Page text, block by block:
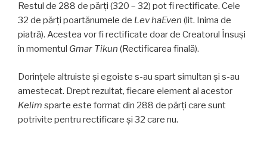
Restul de 288 de părți (320 – 32) pot fi rectificate. Cele
32 de părți poartănumele de Lev haEven (lit. Inima de
piatră). Acestea vor fi rectificate doar de Creatorul Însuși
în momentul Gmar Tikun (Rectificarea finală).
Dorințele altruiste și egoiste s-au spart simultan și s-au
amestecat. Drept rezultat, fiecare element al acestor
Kelim sparte este format din 288 de părți care sunt
potrivite pentru rectificare și 32 care nu.